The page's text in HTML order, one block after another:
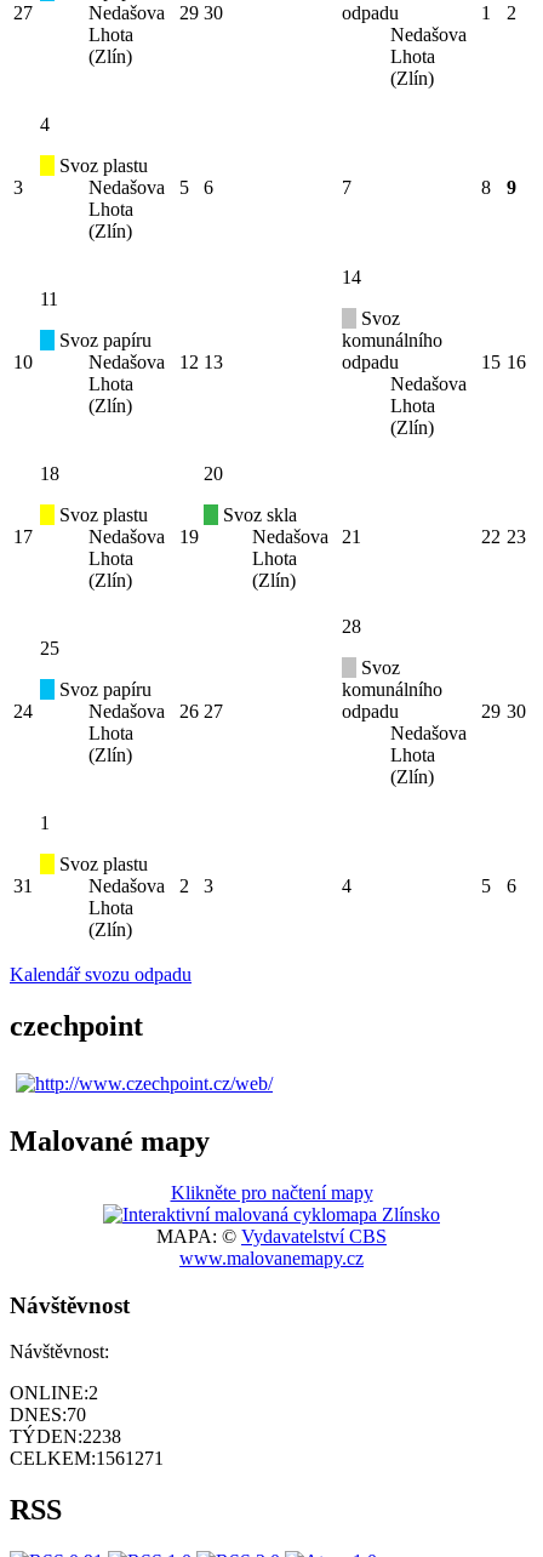
27
Nedašova
Lhota
(Zlín)
29 30
odpadu
Nedašova
Lhota
(Zlín)
1 2
3
4
Svoz plastu
Nedašova
Lhota
(Zlín)
5 6 7 8 9
10
11
Svoz papíru
Nedašova
Lhota
(Zlín)
12 13
14
Svoz
komunálního
odpadu
Nedašova
Lhota
(Zlín)
15 16
17
18
Svoz plastu
Nedašova
Lhota
(Zlín)
19
20
Svoz skla
Nedašova
Lhota
(Zlín)
21 22 23
24
25
Svoz papíru
Nedašova
Lhota
(Zlín)
26 27
28
Svoz
komunálního
odpadu
Nedašova
Lhota
(Zlín)
29 30
31
1
Svoz plastu
Nedašova
Lhota
(Zlín)
2 3 4 5 6
Kalendář svozu odpadu
czechpoint
Malované mapy
Klikněte pro načtení mapy
MAPA: © Vydavatelství CBS
www.malovanemapy.cz
Návštěvnost
Návštěvnost:
ONLINE:2
DNES:70
TÝDEN:2238
CELKEM:1561271
RSS